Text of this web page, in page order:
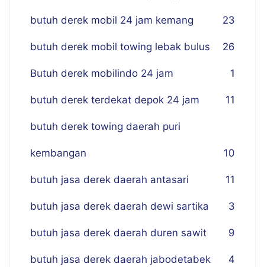
butuh derek mobil 24 jam kemang 23
butuh derek mobil towing lebak bulus 26
Butuh derek mobilindo 24 jam 1
butuh derek terdekat depok 24 jam 11
butuh derek towing daerah puri
kembangan 10
butuh jasa derek daerah antasari 11
butuh jasa derek daerah dewi sartika 3
butuh jasa derek daerah duren sawit 9
butuh jasa derek daerah jabodetabek 4